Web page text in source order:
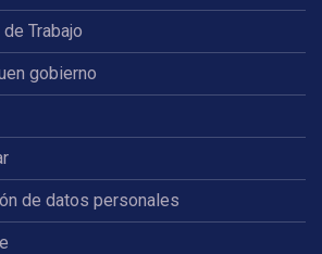
Trabajo
gobierno
de datos personales